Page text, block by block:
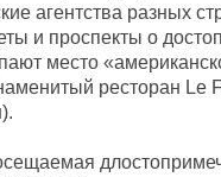
агентства разных
и проспекты о
место
ресторан Le